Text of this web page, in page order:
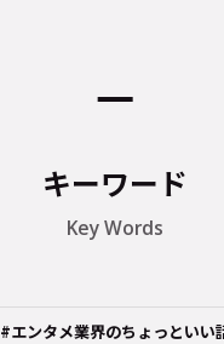
キーワード
Key Words
#エンタメ業界のちょっといい